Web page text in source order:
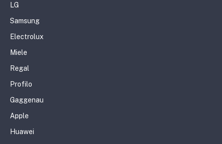
LG
Samsung
Electrolux
Miele
Regal
Profilo
Gaggenau
Apple
Huawei